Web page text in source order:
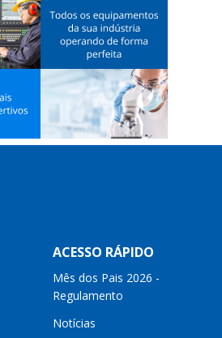
ACESSO RÁPIDO
Mês dos Pais 2026 -
Regulamento
Notícias